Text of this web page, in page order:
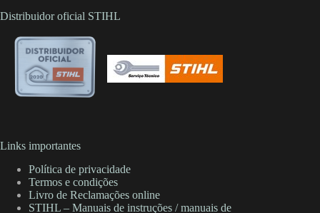
Distribuidor oficial STIHL
Links importantes
Política de privacidade
Termos e condições
Livro de Reclamações online
STIHL – Manuais de instruções / manuais de